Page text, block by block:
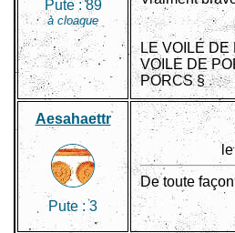
Pute :89
à cloaque
LE VOILE
VOILE DE
PORCS §
Aesahaettr
Pute :3
De toute